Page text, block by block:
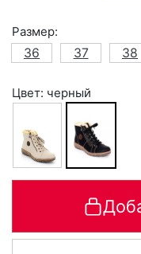
Размер:
36
37 38
Цвет: черный